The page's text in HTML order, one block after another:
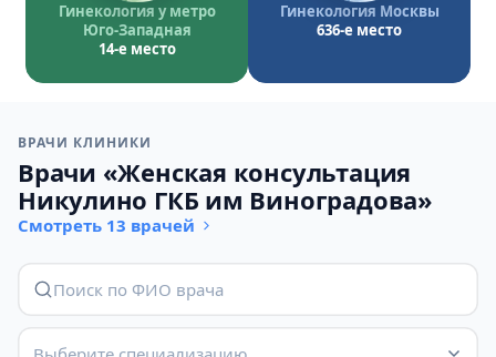
Гинекология у метро
Юго-Западная
14-е место
Гинекология Москвы
636-е место
ВРАЧИ КЛИНИКИ
Врачи «Женская консультация
Никулино ГКБ им Виноградова»
Смотреть 13 врачей